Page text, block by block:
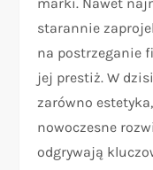
starannie
na postrzeganie
jej prestiż. W
zarówno
nowoczesne
odgrywają